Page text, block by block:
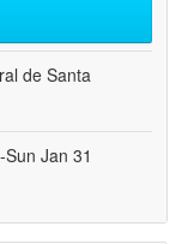
de Santa
Jan 31